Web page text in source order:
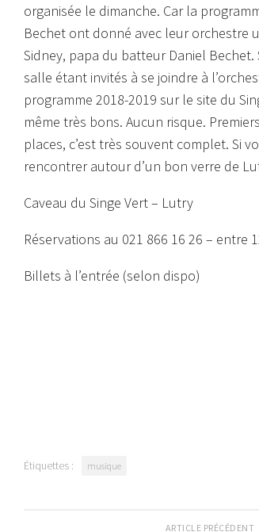
organisée le dimanche. Car la
Bechet ont donné avec leur orchestre
Sidney, papa du batteur Daniel Bechet.
salle étant invités à se joindre à
programme 2018-2019 sur le site du
même très bons. Aucun risque.
places, c’est très souvent complet. Si
rencontrer autour d’un bon verre de
Caveau du Singe Vert – Lutry
Réservations au 021 866 16 26 – entre
Billets à l’entrée (selon dispo)
Étiquettes : musique
ARTICLE PRÉCÉDENT